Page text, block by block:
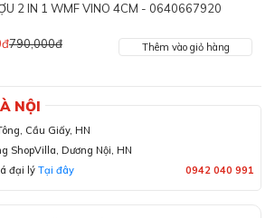
2 IN 1 WMF VINO 4CM - 0640667920
790,000đ Thêm vào giỏ hàng
NỘI
Cầu Giấy, HN
ShopVilla, Dương Nội, HN
đại lý Tại đây 0942 040 991